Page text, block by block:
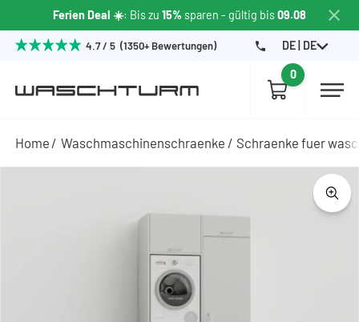
Ferien Deal ☀️: Bis zu 15% sparen - gültig bis09.08
4.7 / 5 (1350+ Bewertungen) DE | DE
0
Home Waschmaschinenschraenke Schraenke fuer